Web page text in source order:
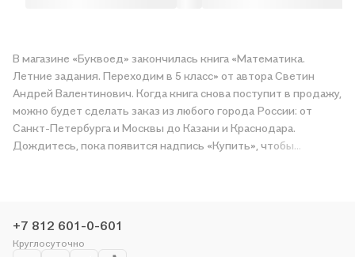
В магазине «Буквоед» закончилась книга «Математика.
Летние задания. Переходим в 5 класс» от автора Светин
Андрей Валентинович. Когда книга снова поступит в продажу,
можно будет сделать заказ из любого города России: от
Санкт-Петербурга и Москвы до Казани и Краснодара.
Дождитесь, пока появится надпись «Купить», чтобы
организуем конкурсы и проводим акции. Оставайтесь с нами,
чтобы не упустить выгоду!
+7 812 601-0-601
Круглосуточно